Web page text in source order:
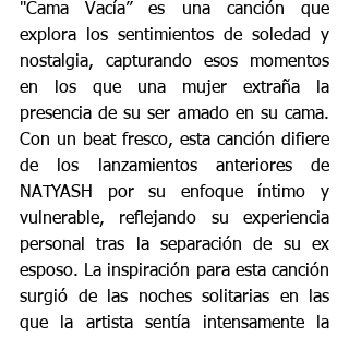
"Cama Vacía” es una canción que
explora los sentimientos de soledad y
nostalgia, capturando esos momentos
en los que una mujer extraña la
presencia de su ser amado en su cama.
Con un beat fresco, esta canción difiere
de los lanzamientos anteriores de
NATYASH por su enfoque íntimo y
vulnerable, reflejando su experiencia
personal tras la separación de su ex
esposo. La inspiración para esta canción
surgió de las noches solitarias en las
que la artista sentía intensamente la